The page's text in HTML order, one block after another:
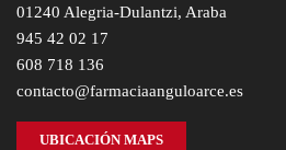
01240 Alegria-Dulantzi, Araba
945 42 02 17
608 718 136
contacto@farmaciaanguloarce.es
UBICACIÓN MAPS